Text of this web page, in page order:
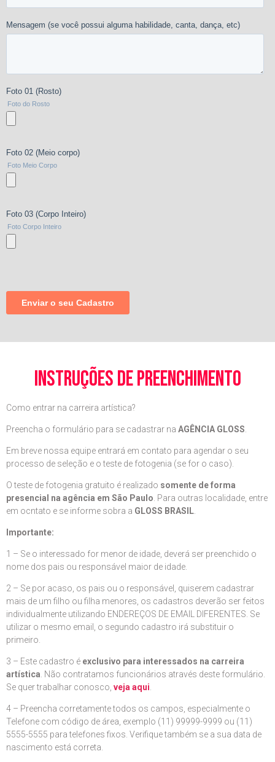
instruções de preenchimento
Como entrar na carreira artística?
Preencha o formulário para se cadastrar na AGÊNCIA GLOSS
Em breve nossa equipe entrará em contato para agendar o seu
processo de seleção e o teste de fotogenia (se for o caso).
O teste de fotogenia gratuito é realizado somente de forma
presencial na agência em São Paulo . Para outras localidade, entre
em ocntato e se informe sobra a GLOSS BRASIL
Importante:
1 – Se o interessado for menor de idade, deverá ser preenchido o
nome dos pais ou responsável maior de idade.
2 – Se por acaso, os pais ou o responsável, quiserem cadastrar
mais de um filho ou filha menores, os cadastros deverão ser feitos
individualmente utilizando ENDEREÇOS DE EMAIL DIFERENTES. Se
utilizar o mesmo email, o segundo cadastro irá substituir o
primeiro.
3 – Este cadastro é exclusivo para interessados na carreira
artística . Não contratamos funcionários através deste formulário.
Se quer trabalhar conosco, veja aqui
4 – Preencha corretamente todos os campos, especialmente o
Telefone com código de área, exemplo (11) 99999-9999 ou (11)
5555-5555 para telefones fixos. Verifique também se a sua data de
nascimento está correta.